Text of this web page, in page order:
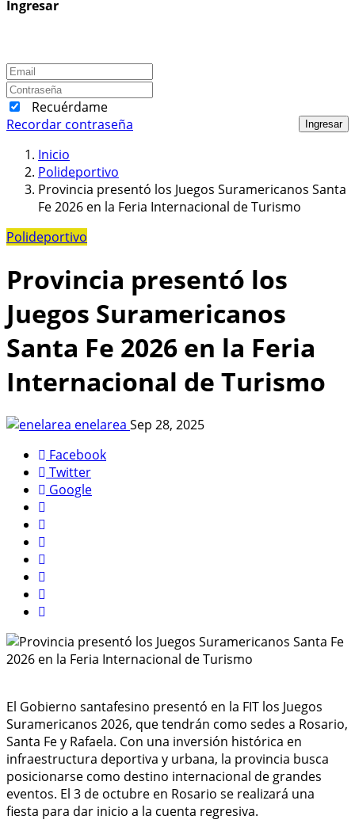
Ingresar
Recuérdame
Ingresar
Recordar contraseña
Inicio
Polideportivo
Provincia presentó los Juegos Suramericanos Santa
Fe 2026 en la Feria Internacional de Turismo
Polideportivo
Provincia presentó los
Juegos Suramericanos
Santa Fe 2026 en la Feria
Internacional de Turismo
enelarea Sep 28, 2025
Facebook
Twitter
Google
El Gobierno santafesino presentó en la FIT los Juegos
Suramericanos 2026, que tendrán como sedes a Rosario,
Santa Fe y Rafaela. Con una inversión histórica en
infraestructura deportiva y urbana, la provincia busca
posicionarse como destino internacional de grandes
eventos. El 3 de octubre en Rosario se realizará una
fiesta para dar inicio a la cuenta regresiva.